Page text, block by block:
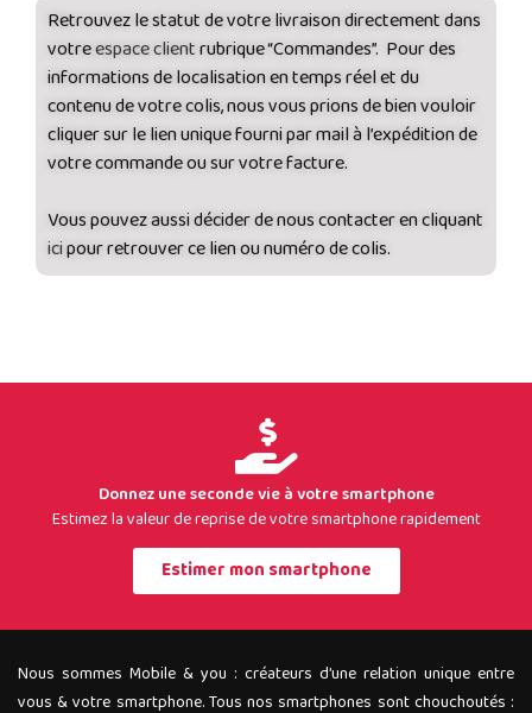
Retrouvez le statut de votre livraison directement dans
votreespace clientrubrique “Commandes”. Pour des
informations de localisation en temps réel et du
contenu de votre colis, nous vous prions de bien vouloir
cliquer sur le lien unique fourni par mail à l’expédition de
votre commande ou sur votre facture.
Vous pouvez aussi décider de nous contacter en cliquant
icipour retrouver ce lien ou numéro de colis.
Donnez une seconde vie à votre smartphone
Estimez la valeur de reprise de votre smartphone rapidement
Estimer mon smartphone
Nous sommes Mobile & you : créateurs d’une relation unique entre
vous & votre smartphone. Tous nos smartphones sont chouchoutés :